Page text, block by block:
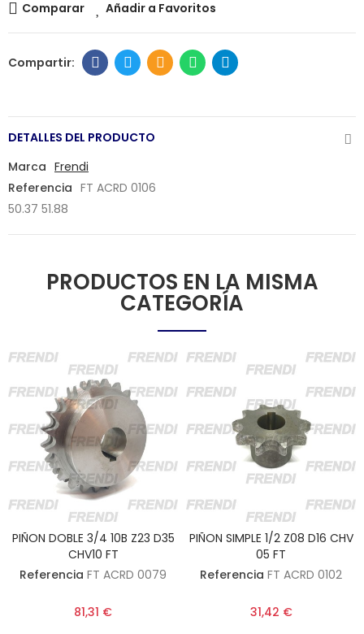
Comparar Añadir a Favoritos
DETALLES DEL PRODUCTO
Marca Frendi
Referencia FT ACRD 0106
50.37 51.88
PRODUCTOS EN LA MISMA
CATEGORÍA
PIÑON DOBLE 3/4 10B Z23 D35
CHV10 FT
Referencia FT ACRD 0079
81,31 €
PIÑON SIMPLE 1/2 Z08 D16 CHV
05 FT
Referencia FT ACRD 0102
31,42 €